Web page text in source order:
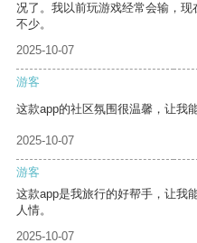
况了。我以前玩游戏经常会输，
不少。
2025-10-07
游客
这款app的社区氛围很温馨，让我
2025-10-07
游客
这款app是我旅行的好帮手，让我
人情。
2025-10-07